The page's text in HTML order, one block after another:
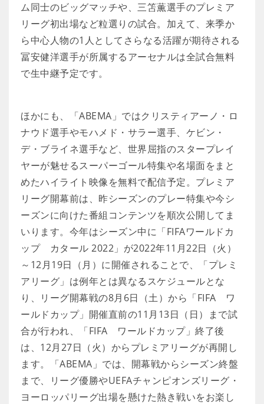
ム同士のビッグマッチや、三笘薫選手のプレミア
リーグ初出場など粒選りの試合。加えて、来季か
ら中心人物の1人としてさらなる活躍が期待される
冨安健洋選手が所属するアーセナルは全試合無料
で生中継予定です。
ほかにも、「ABEMA」ではクリスティアーノ・ロ
ナウド選手やモハメド・サラー選手、ケビン・
デ・ブライネ選手など、世界屈指のスタープレイ
ヤーが魅せるスーパーゴール特集や名場面をまと
めたハイライト映像を無料で配信予定。プレミア
リーグ開幕前は、昨シーズンのプレー特集や今シ
ーズンに向けた番組コンテンツを順次公開してま
いります。今年はシーズン中に「FIFAワールドカ
ップ カタール 2022」が2022年11月22日（火）
～12月19日（月）に開催されることで、「プレミ
アリーグ」は例年とは異なるスケジュールとな
り、リーグ開幕戦の8月6日（土）から「FIFA ワ
ールドカップ」開催直前の11月13日（日）まで試
合が行われ、「FIFA ワールドカップ」終了後
は、12月27日（火）からプレミアリーグが再開し
ます。「ABEMA」では、開幕戦からシーズン終盤
まで、リーグ優勝やUEFAチャンピオンズリーグ・
ヨーロッパリーグ出場を懸けた熱き戦いをお楽し